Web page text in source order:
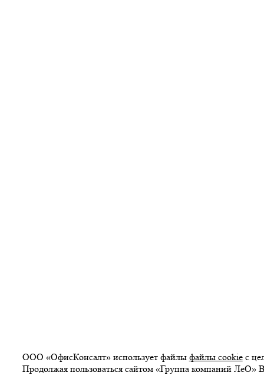
ООО «ОфисКонсалт» использует файлы файлы cookieс
Продолжая пользоваться сайтом «Группа компаний ЛеО»